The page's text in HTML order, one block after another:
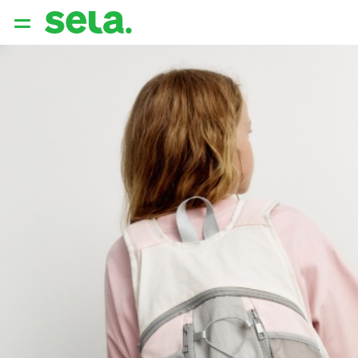
популярные запросы
Девушки МужчиныДетиДом
АРХИТЕКТУРА ОБРАЗА
THE ‘90S. OFFICE